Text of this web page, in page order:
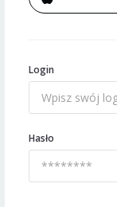
Login
Hasło